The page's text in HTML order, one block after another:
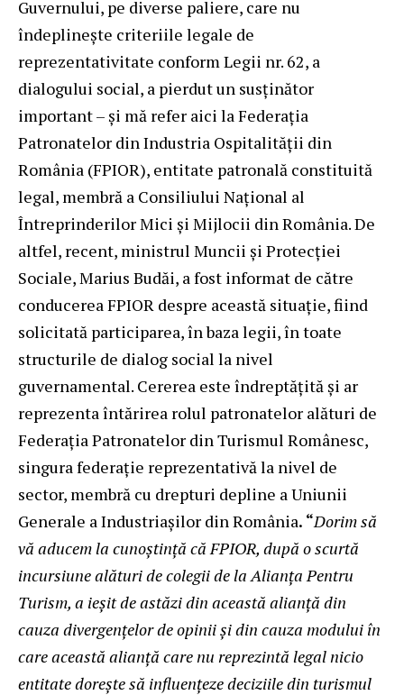
Guvernului, pe diverse paliere, care nu
îndeplinește criteriile legale de
reprezentativitate conform Legii nr. 62, a
dialogului social, a pierdut un susținător
important – și mă refer aici la Federația
Patronatelor din Industria Ospitalității din
România (FPIOR), entitate patronală constituită
legal, membră a Consiliului Național al
Întreprinderilor Mici și Mijlocii din România. De
altfel, recent, ministrul Muncii şi Protecţiei
Sociale, Marius Budăi, a fost informat de către
conducerea FPIOR despre această situaţie, fiind
solicitată participarea, în baza legii, în toate
structurile de dialog social la nivel
guvernamental. Cererea este îndreptăţită şi ar
reprezenta întărirea rolul patronatelor alături de
Federaţia Patronatelor din Turismul Românesc,
singura federaţie reprezentativă la nivel de
sector, membră cu drepturi depline a Uniunii
Generale a Industriaşilor din România. “Dorim să
vă aducem la cunoștință că FPIOR, după o scurtă
incursiune alături de colegii de la Alianța Pentru
Turism, a ieșit de astăzi din această alianță din
cauza divergenţelor de opinii și din cauza modului în
care această alianță care nu reprezintă legal nicio
entitate dorește să influențeze deciziile din turismul